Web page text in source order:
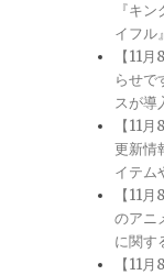
『キ
イフル
【11
らせで
スが導
【11
更新情
イテム
【11
のアニ
に関す
【11